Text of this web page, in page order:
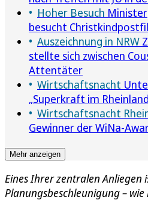
Hoher Besuch
besucht
Auszeichnung in NRW
stellte sich zwischen
Attentäter
Wirtschaftsnacht
„Superkraft im
Wirtschaftsnacht
Gewinner der WiNa-
Mehr anzeigen
Eines Ihrer zentralen Anliegen
Planungsbeschleunigung –